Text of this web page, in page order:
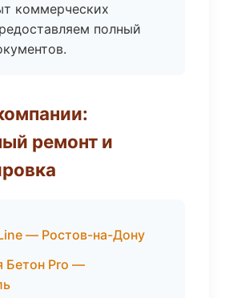
коммерческих
полный
ремонт и
— Ростов-на-Дону
Бетон Pro —